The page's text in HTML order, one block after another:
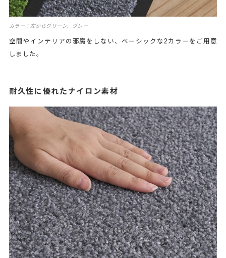
カラー：左からグリーン、グレー
空間やインテリアの邪魔をしない、ベーシックな2カラーをご用意
しました。
耐久性に優れたナイロン素材